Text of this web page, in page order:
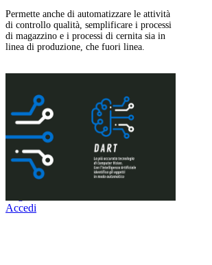
Permette anche di automatizzare le attività
di controllo qualità, semplificare i processi
di magazzino e i processi di cernita sia in
linea di produzione, che fuori linea.
Vuoi scoprire di più su questo
progetto?
Registrati o accedi, se hai già un
account, per visualizzare tutte le
informazioni in dettaglio
Accedi